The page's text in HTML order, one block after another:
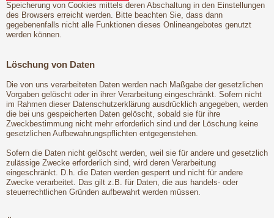
Speicherung von Cookies mittels deren Abschaltung in den Einstellungen
des Browsers erreicht werden. Bitte beachten Sie, dass dann
gegebenenfalls nicht alle Funktionen dieses Onlineangebotes genutzt
werden können.
Löschung von Daten
Die von uns verarbeiteten Daten werden nach Maßgabe der gesetzlichen
Vorgaben gelöscht oder in ihrer Verarbeitung eingeschränkt. Sofern nicht
im Rahmen dieser Datenschutzerklärung ausdrücklich angegeben, werden
die bei uns gespeicherten Daten gelöscht, sobald sie für ihre
Zweckbestimmung nicht mehr erforderlich sind und der Löschung keine
gesetzlichen Aufbewahrungspflichten entgegenstehen.
Sofern die Daten nicht gelöscht werden, weil sie für andere und gesetzlich
zulässige Zwecke erforderlich sind, wird deren Verarbeitung
eingeschränkt. D.h. die Daten werden gesperrt und nicht für andere
Zwecke verarbeitet. Das gilt z.B. für Daten, die aus handels- oder
steuerrechtlichen Gründen aufbewahrt werden müssen.